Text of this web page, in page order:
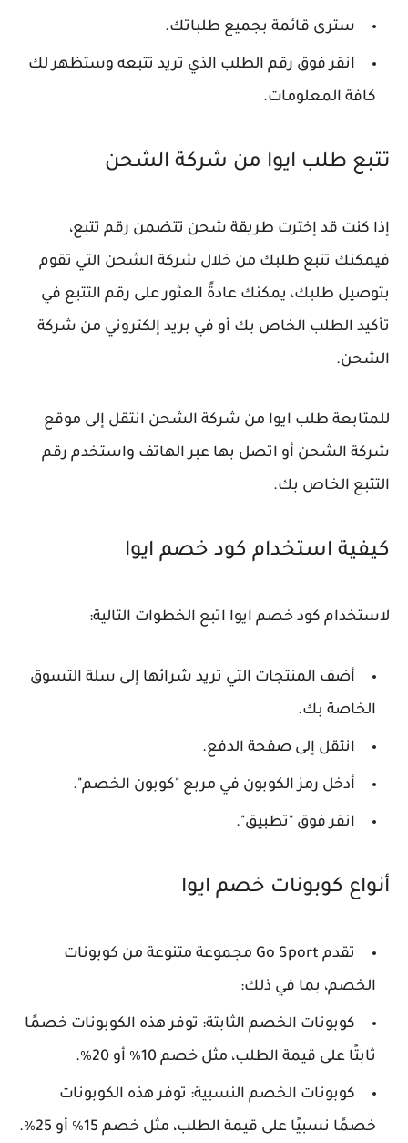
سترى قائمة بجميع طلباتك.
انقر فوق رقم الطلب الذي تريد تتبعه وستظهر لك
كافة المعلومات.
تتبع طلب ايوا من شركة الشحن
إذا كنت قد إخترت طريقة شحن تتضمن رقم تتبع،
فيمكنك تتبع طلبك من خلال شركة الشحن التي تقوم
بتوصيل طلبك، يمكنك عادةً العثور على رقم التتبع في
تأكيد الطلب الخاص بك أو في بريد إلكتروني من شركة
الشحن.
للمتابعة طلب ايوا من شركة الشحن انتقل إلى موقع
شركة الشحن أو اتصل بها عبر الهاتف واستخدم رقم
التتبع الخاص بك.
كيفية استخدام كود خصم ايوا
لاستخدام كود خصم ايوا اتبع الخطوات التالية:
أضف المنتجات التي تريد شرائها إلى سلة التسوق
الخاصة بك.
انتقل إلى صفحة الدفع.
أدخل رمز الكوبون في مربع "كوبون الخصم".
انقر فوق "تطبيق".
أنواع كوبونات خصم ايوا
تقدم Go Sport مجموعة متنوعة من كوبونات
الخصم، بما في ذلك:
كوبونات الخصم الثابتة: توفر هذه الكوبونات خصمًا
ثابتًا على قيمة الطلب، مثل خصم 10٪ أو 20٪.
كوبونات الخصم النسبية: توفر هذه الكوبونات
خصمًا نسبيًا على قيمة الطلب، مثل خصم 15٪ أو 25٪.